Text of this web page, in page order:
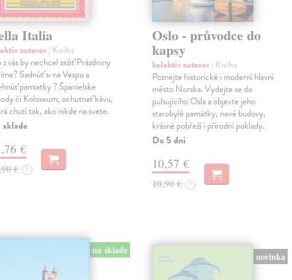
Italia
autorov| Kniha
z vás by nechcel zažiť Prázdniny
Sadnúť si na Vespu a
pamiatky ? Španielske
či Koloseum, ochutnať kávu,
chutí tak, ako nikde na svete.
sklade
€
€ ?
Oslo - průvodce do
kapsy
kolektív autorov| Kniha
Poznejte historické i moderní hlavní
město Norska. Vydejte se do
pulsujícího Osla a objevte jeho
starobylé památky, nové budovy,
krásné pobřeží i přírodní poklady.
Do 5 dní
10,57 €
10,90 € ?
na sklade
novinka